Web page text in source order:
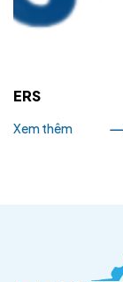
ERS
Xem thêm